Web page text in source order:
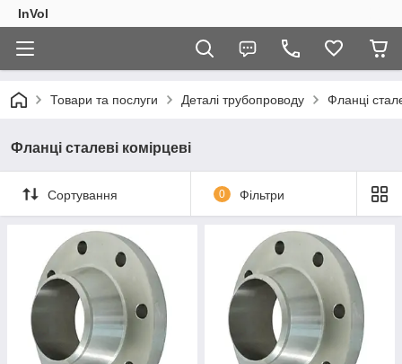
InVol
Товари та послуги Деталі трубопроводу Фланці
Фланці сталеві комірцеві
Сортування 0 Фільтри